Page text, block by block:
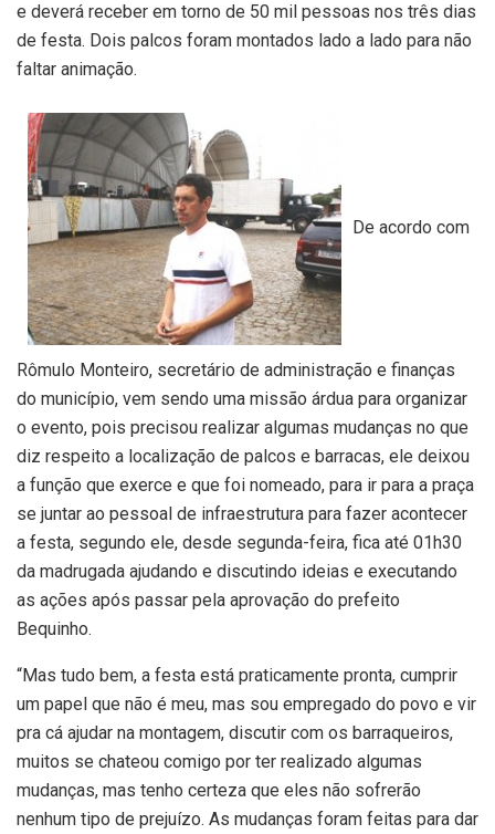
e deverá receber em torno de 50 mil pessoas nos três dias
de festa. Dois palcos foram montados lado a lado para não
faltar animação.
De acordo com
Rômulo Monteiro, secretário de administração e finanças
do município, vem sendo uma missão árdua para organizar
o evento, pois precisou realizar algumas mudanças no que
diz respeito a localização de palcos e barracas, ele deixou
a função que exerce e que foi nomeado, para ir para a praça
se juntar ao pessoal de infraestrutura para fazer acontecer
a festa, segundo ele, desde segunda-feira, fica até 01h30
da madrugada ajudando e discutindo ideias e executando
as ações após passar pela aprovação do prefeito
Bequinho.
“Mas tudo bem, a festa está praticamente pronta, cumprir
um papel que não é meu, mas sou empregado do povo e vir
pra cá ajudar na montagem, discutir com os barraqueiros,
muitos se chateou comigo por ter realizado algumas
mudanças, mas tenho certeza que eles não sofrerão
nenhum tipo de prejuízo. As mudanças foram feitas para dar